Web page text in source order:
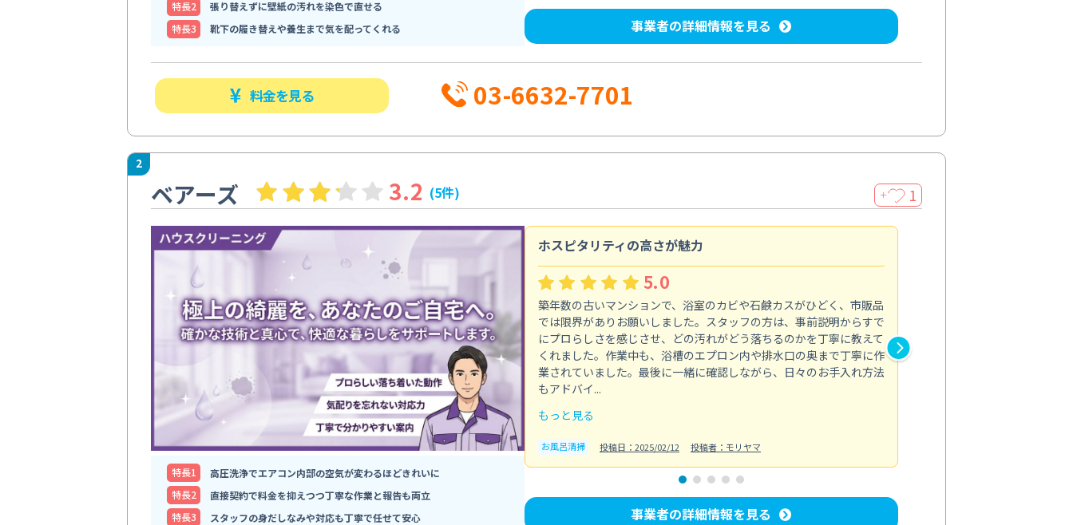
特⻑2
張り替えずに壁紙の汚れを染色で直せる
特⻑3
靴下の履き替えや養生まで気を配ってくれる 事業者の詳細情報を見る
料金を見る 03-6632-7701
2
ベアーズ 3.2 (5件) ＋ 1
特⻑1
高圧洗浄でエアコン内部の空気が変わるほどきれいに
特⻑2
直接契約で料金を抑えつつ丁寧な作業と報告も両立
特⻑3
スタッフの身だしなみや対応も丁寧で任せて安心
ホスピタリティの高さが魅力
5.0
築年数の古いマンションで、浴室のカビや石鹸カスがひどく、市販品
では限界がありお願いしました。スタッフの方は、事前説明からすで
にプロらしさを感じさせ、どの汚れがどう落ちるのかを丁寧に教えて
くれました。作業中も、浴槽のエプロン内や排水口の奥まで丁寧に作
業されていました。最後に一緒に確認しながら、日々のお手入れ方法
もアドバイ...
もっと見る
お風呂清掃 投稿日：2025/02/12 投稿者：モリヤマ
事業者の詳細情報を見る